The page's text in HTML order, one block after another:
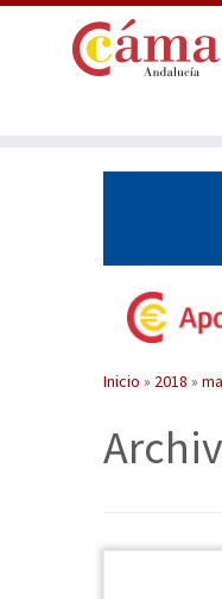
Inicio » 2018 »